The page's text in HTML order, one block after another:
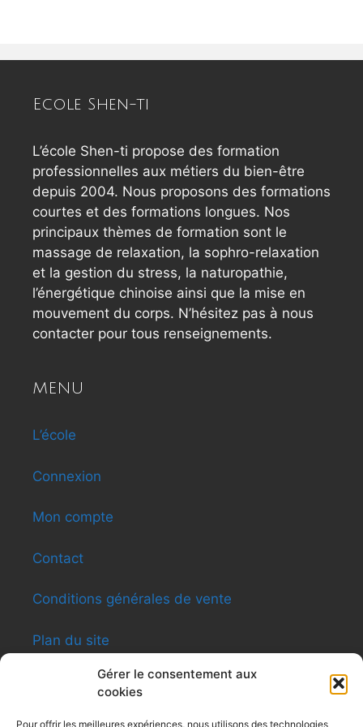
Gérer le consentement aux
cookies
Pour offrir les meilleures expériences, nous utilisons des technologies
Ecole Shen-ti
L’école Shen-ti propose des formation
professionnelles aux métiers du bien-être
depuis 2004. Nous proposons des formations
courtes et des formations longues. Nos
principaux thèmes de formation sont le
massage de relaxation, la sophro-relaxation
et la gestion du stress, la naturopathie,
l’énergétique chinoise ainsi que la mise en
mouvement du corps. N’hésitez pas à nous
contacter pour tous renseignements.
MENU
L’école
Connexion
Mon compte
Contact
Conditions générales de vente
Plan du site
INFORMATIONS